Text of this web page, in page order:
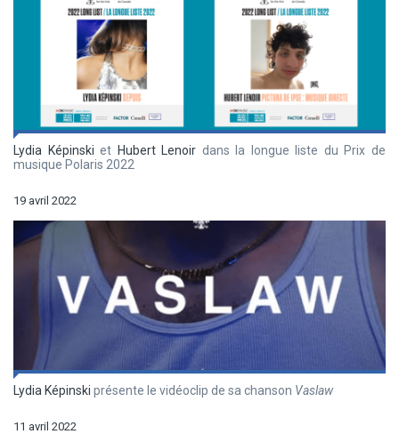
Lydia Képinski et Hubert Lenoir dans la longue liste du Prix de
musique Polaris 2022
19 avril 2022
Lydia Képinski présente le vidéoclip de sa chanson Vaslaw
11 avril 2022